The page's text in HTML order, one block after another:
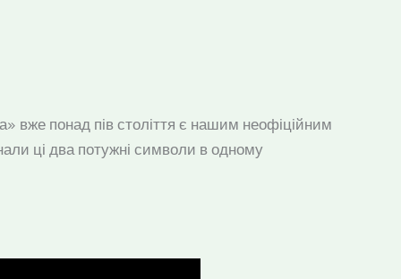
вже понад пів століття є нашим неофіційним
ці два потужні символи в одному